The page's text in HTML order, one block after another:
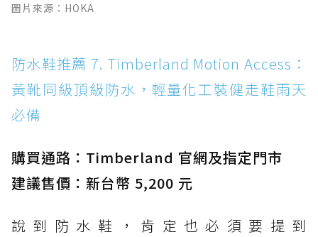
圖片來源：HOKA
防水鞋推薦 7. Timberland Motion Access：
黃靴同級頂級防水，輕量化工裝健走鞋雨天
必備
購買通路：Timberland 官網及指定門市
建議售價：新台幣 5,200 元
說到防水鞋，肯定也必須要提到